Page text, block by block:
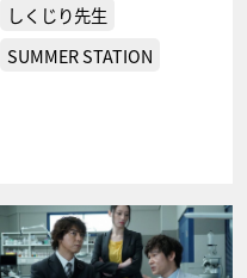
しくじり先生
SUMMER STATION